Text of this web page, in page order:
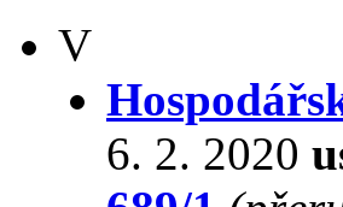
V
6. 2. 2020